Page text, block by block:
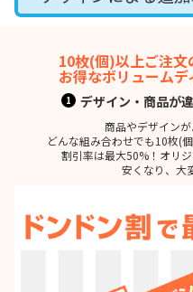
10枚(個)以上ご注文
お得なボリューム
1 デザイン・商品が
商品やデザイン
どんな組み合わせでも10枚(
割引率は最大50%！オリ
安くなり、大